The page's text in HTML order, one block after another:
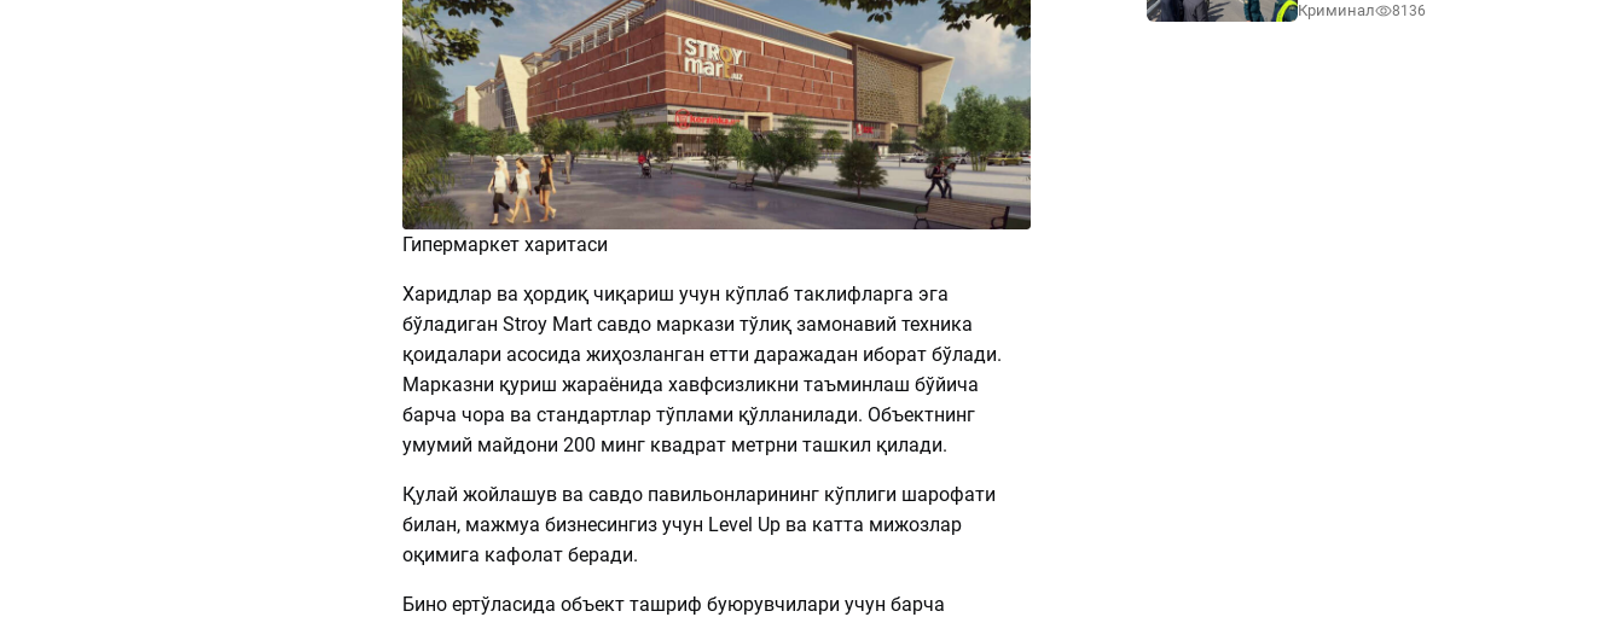
Гипермаркет харитаси
Харидлар ва ҳордиқ чиқариш учун кўплаб таклифларга эга
бўладиган Stroy Mart савдо маркази тўлиқ замонавий техника
қоидалари асосида жиҳозланган етти даражадан иборат бўлади.
Марказни қуриш жараёнида хавфсизликни таъминлаш бўйича
барча чора ва стандартлар тўплами қўлланилади. Объектнинг
умумий майдони 200 минг квадрат метрни ташкил қилади.
Қулай жойлашув ва савдо павильонларининг кўплиги шарофати
билан, мажмуа бизнесингиз учун Level Up ва катта мижозлар
оқимига кафолат беради.
Бино ертўласида объект ташриф буюрувчилари учун барча
Ташкенте
Криминал 8136